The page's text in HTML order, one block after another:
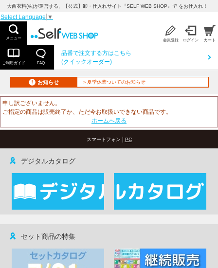
大西衣料(株)が運営する、【公式】卸・仕入れサイト『SELF WEB SHOP』で をお仕入れ！
Select Language ▼
メニュー 会員登録 ログイン カート
ご利用ガイド FAQ
品番で注文する方はこちら
(クイックオーダー)
お知らせ ＞夏季休業ついてのお知らせ
申し訳ございません。
ご指定の商品は販売終了か、ただ今お取扱いできない商品です。
ホームへ戻る
スマートフォン | PC
デジタルカタログ
セット商品の特集